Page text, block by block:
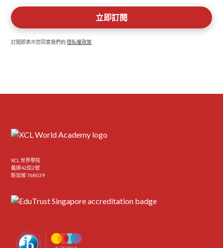
訂閱即表示您同意我們的 隱私權政策
XCL 世界學院
義順42街2號
新加坡 768039